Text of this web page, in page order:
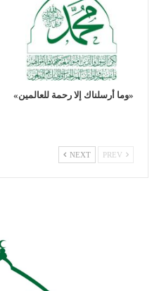
«وما أرسلناك إلا رحمة للعالمين»
NEXT